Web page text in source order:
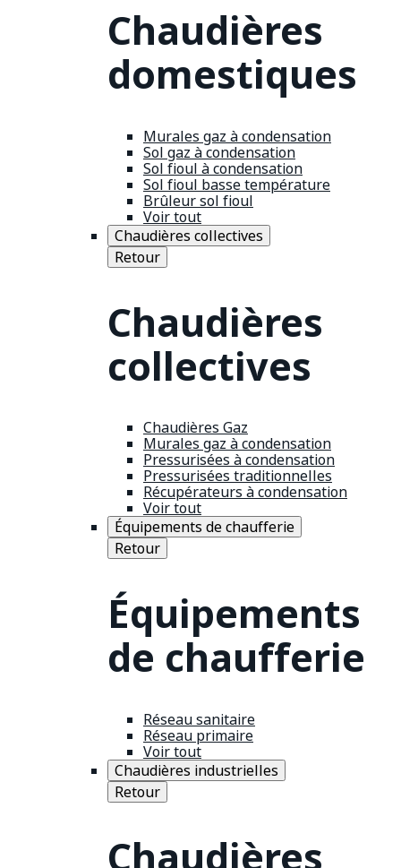
Chaudières
domestiques
Murales gaz à condensation
Sol gaz à condensation
Sol fioul à condensation
Sol fioul basse température
Brûleur sol fioul
Voir tout
Chaudières collectives
Retour
Chaudières
collectives
Chaudières Gaz
Murales gaz à condensation
Pressurisées à condensation
Pressurisées traditionnelles
Récupérateurs à condensation
Voir tout
Équipements de chaufferie
Retour
Équipements
de chaufferie
Réseau sanitaire
Réseau primaire
Voir tout
Chaudières industrielles
Retour
Chaudières